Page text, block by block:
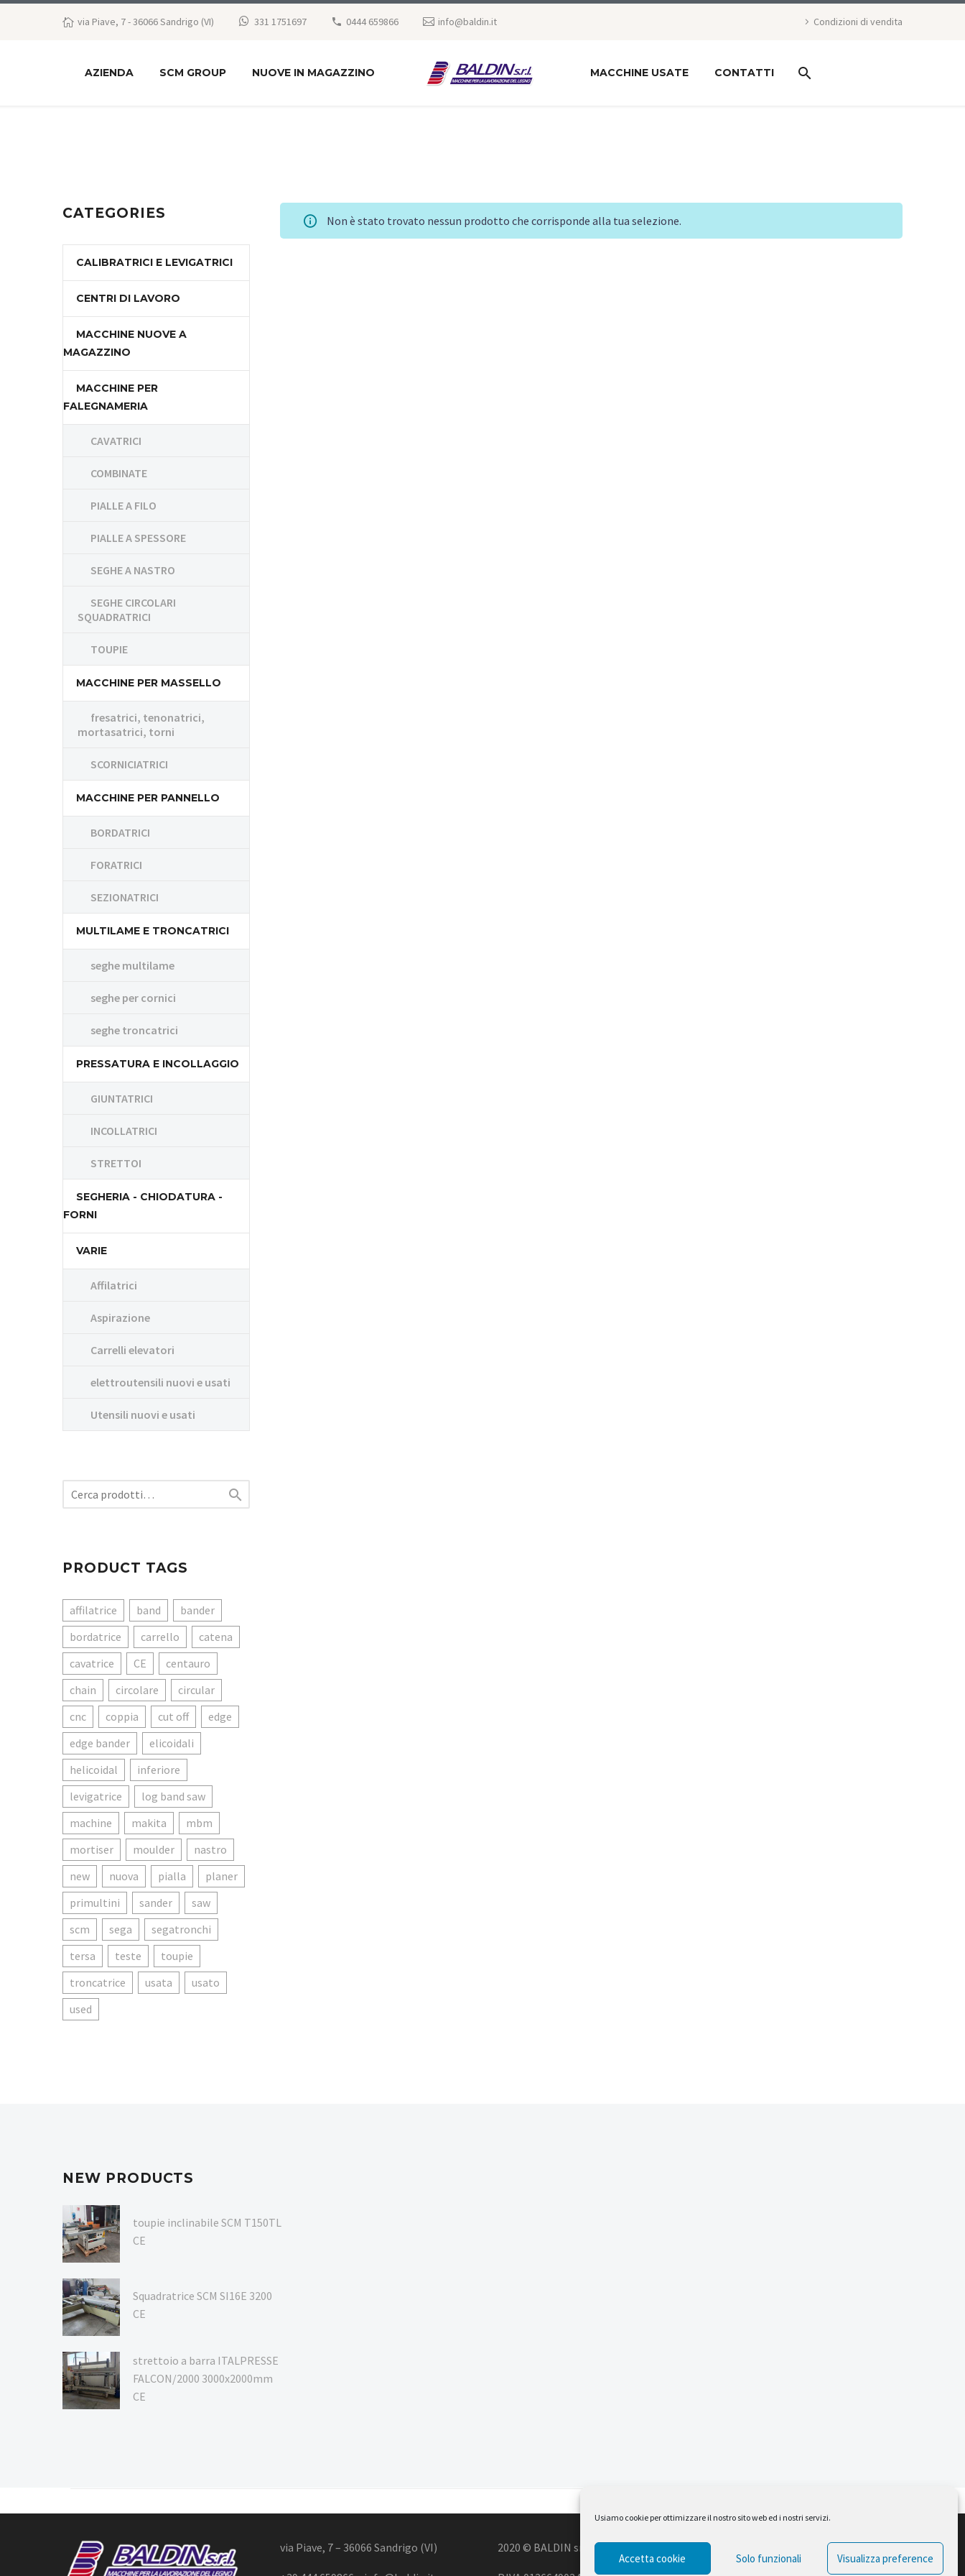
Usiamo cookie per ottimizzare il nostro sito web ed i nostri servizi.
Accetta cookie Solo funzionali Visualizza preference
via Piave, 7 - 36066 Sandrigo (VI) 331 1751697 0444 659866 info@baldin.it Condizioni di vendita
AZIENDA SCM GROUP NUOVE IN MAGAZZINO MACCHINE USATE CONTATTI
Non è stato trovato nessun prodotto che corrisponde alla tua selezione.
CATEGORIES
CALIBRATRICI E LEVIGATRICI
CENTRI DI LAVORO
MACCHINE NUOVE A
MAGAZZINO
MACCHINE PER
FALEGNAMERIA
CAVATRICI
COMBINATE
PIALLE A FILO
PIALLE A SPESSORE
SEGHE A NASTRO
SEGHE CIRCOLARI
SQUADRATRICI
TOUPIE
MACCHINE PER MASSELLO
fresatrici, tenonatrici,
mortasatrici, torni
SCORNICIATRICI
MACCHINE PER PANNELLO
BORDATRICI
FORATRICI
SEZIONATRICI
MULTILAME E TRONCATRICI
seghe multilame
seghe per cornici
seghe troncatrici
PRESSATURA E INCOLLAGGIO
GIUNTATRICI
INCOLLATRICI
STRETTOI
SEGHERIA - CHIODATURA -
FORNI
VARIE
Affilatrici
Aspirazione
Carrelli elevatori
elettroutensili nuovi e usati
Utensili nuovi e usati

PRODUCT TAGS
affilatrice band
bander
bordatrice
carrello
catena
cavatrice
CE
centauro
chain
circolare
circular
cnc
coppia cut off
edge
edge bander
elicoidali
helicoidal
inferiore
levigatrice
log band saw
machine
makita
mbm
mortiser
moulder
nastro
new
nuova pialla
planer
primultini
sander
saw
scm
sega
segatronchi
tersa
teste
toupie
troncatrice
usata
usato
used
NEW PRODUCTS
toupie inclinabile SCM T150TL
CE
Squadratrice SCM SI16E 3200
CE
strettoio a barra ITALPRESSE
FALCON/2000 3000x2000mm
CE
via Piave, 7 – 36066 Sandrigo (VI) 2020 © BALDIN srl Design by Ferruccio Lindaver